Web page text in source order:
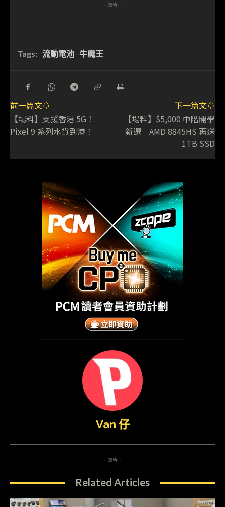
- 廣告 -
Tags: 流動電池 牛魔王
前一篇文章
【場料】支援香港 5G！
Pixel 9 系列水貨到港！
下一篇文章
【場料】$5,000 中階開學
新選 AMD 8845HS 再送
1TB SSD
Van 仔
- 廣告 -
Related Articles